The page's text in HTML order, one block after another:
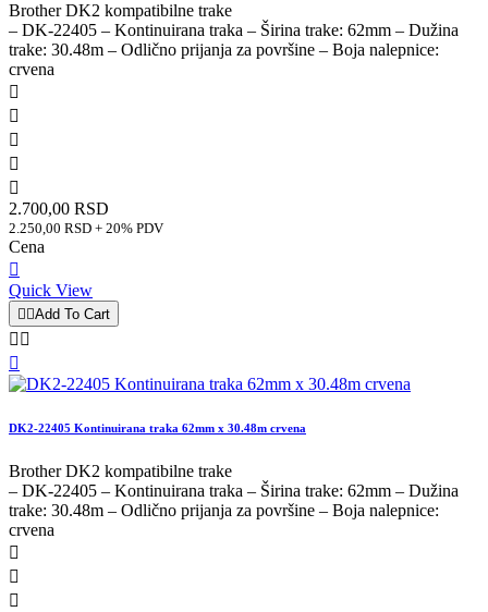
Brother DK2 kompatibilne trake
– DK-22405 – Kontinuirana traka – Širina trake: 62mm – Dužina
trake: 30.48m – Odlično prijanja za površine – Boja nalepnice:
crvena





2.700,00 RSD
2.250,00 RSD + 20% PDV
Cena

Quick View
 Add To Cart
 

DK2-22405 Kontinuirana traka 62mm x 30.48m crvena
Brother DK2 kompatibilne trake
– DK-22405 – Kontinuirana traka – Širina trake: 62mm – Dužina
trake: 30.48m – Odlično prijanja za površine – Boja nalepnice:
crvena


